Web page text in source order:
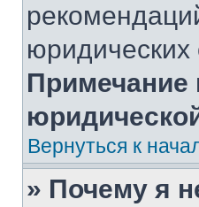
Примечание
Вернуться к
» Почему я